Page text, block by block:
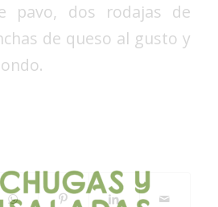
pavo, dos rodajas de
de queso al gusto y